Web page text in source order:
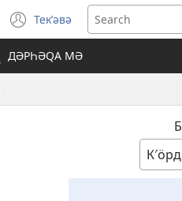
Текʹәвә
(opens
new
window)
ДӘРҺӘԚА МӘ